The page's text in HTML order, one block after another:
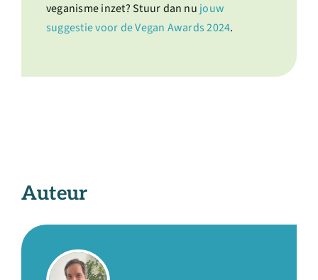
veganisme inzet? Stuur dan nu jouw
suggestie voor de Vegan Awards 2024.
Auteur